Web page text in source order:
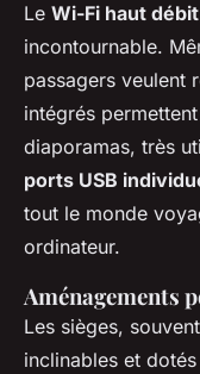
Le Wi-Fi haut débit
incontournable.
passagers veulent
intégrés
diaporamas, très
ports USB
tout le monde
ordinateur.
Aménagements
Les sièges,
inclinables et